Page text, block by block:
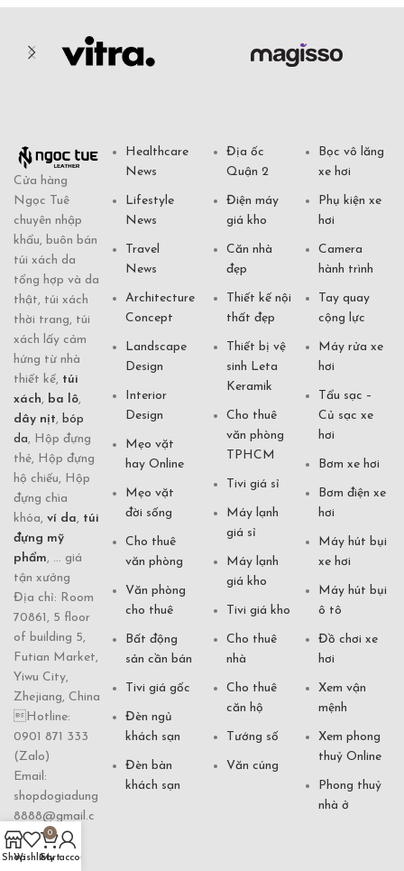
Cửa hàng
Ngọc Tuê
chuyên nhập
khẩu, buôn bán
túi xách da
tổng hợp và da
thật, túi xách
thời trang, túi
xách lấy cảm
hứng từ nhà
thiết kế, túi
xách, ba lô,
dây nịt, bóp
da, Hộp đựng
thẻ, Hộp đựng
hộ chiếu, Hộp
đựng chìa
khóa, ví da, túi
đựng mỹ
phẩm, ... giá
tận xưởng
Địa chỉ: Room
70861, 5 floor
of building 5,
Futian Market,
Yiwu City,
Zhejiang, China
Hotline:
0901 871 333
(Zalo)
Email:
shopdogiadung
8888@gmail.c
om
Healthcare
News
Lifestyle
News
Travel
News
Architecture
Concept
Landscape
Design
Interior
Design
Mẹo vặt
hay Online
Mẹo vặt
đời sống
Cho thuê
văn phòng
Văn phòng
cho thuê
Bất động
sản cần bán
Tivi giá gốc
Đèn ngủ
khách sạn
Đèn bàn
khách sạn
Địa ốc
Quận 2
Điện máy
giá kho
Căn nhà
đẹp
Thiết kế nội
thất đẹp
Thiết bị vệ
sinh Leta
Keramik
Cho thuê
văn phòng
TPHCM
Tivi giá sỉ
Máy lạnh
giá sỉ
Máy lạnh
giá kho
Tivi giá kho
Cho thuê
nhà
Cho thuê
căn hộ
Tướng số
Văn cúng
Bọc vô lăng
xe hơi
Phụ kiện xe
hơi
Camera
hành trình
Tay quay
cộng lực
Máy rửa xe
hơi
Tẩu sạc –
Củ sạc xe
hơi
Bơm xe hơi
Bơm điện xe
hơi
Máy hút bụi
xe hơi
Máy hút bụi
ô tô
Đồ chơi xe
hơi
Xem vận
mệnh
Xem phong
thuỷ Online
Phong thuỷ
nhà ở
ShopWishlist
0
Cart
My account